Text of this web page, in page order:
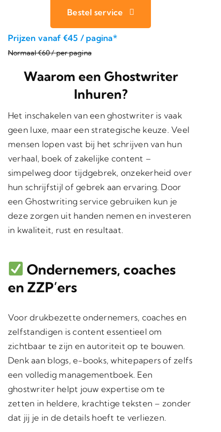
Bestel service
Prijzen vanaf €45 / pagina*
Normaal €60 / per pagina
Waarom een Ghostwriter
Inhuren?
Het inschakelen van een ghostwriter is vaak
geen luxe, maar een strategische keuze. Veel
mensen lopen vast bij het schrijven van hun
verhaal, boek of zakelijke content –
simpelweg door tijdgebrek, onzekerheid over
hun schrijfstijl of gebrek aan ervaring. Door
een Ghostwriting service gebruiken kun je
deze zorgen uit handen nemen en investeren
in kwaliteit, rust en resultaat.
Ondernemers, coaches
en ZZP’ers
Voor drukbezette ondernemers, coaches en
zelfstandigen is content essentieel om
zichtbaar te zijn en autoriteit op te bouwen.
Denk aan blogs, e-books, whitepapers of zelfs
een volledig managementboek. Een
ghostwriter helpt jouw expertise om te
zetten in heldere, krachtige teksten – zonder
dat jij je in de details hoeft te verliezen.